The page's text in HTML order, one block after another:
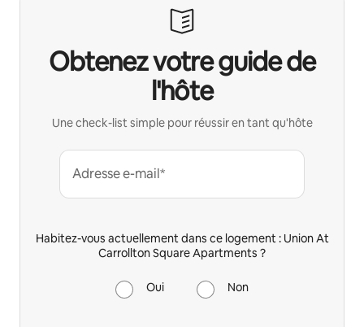
Obtenez votre guide de
l'hôte
Une check-list simple pour réussir en tant qu'hôte
Adresse e-mail*
Habitez-vous actuellement dans ce logement : Union At
Carrollton Square Apartments ?
Oui Non